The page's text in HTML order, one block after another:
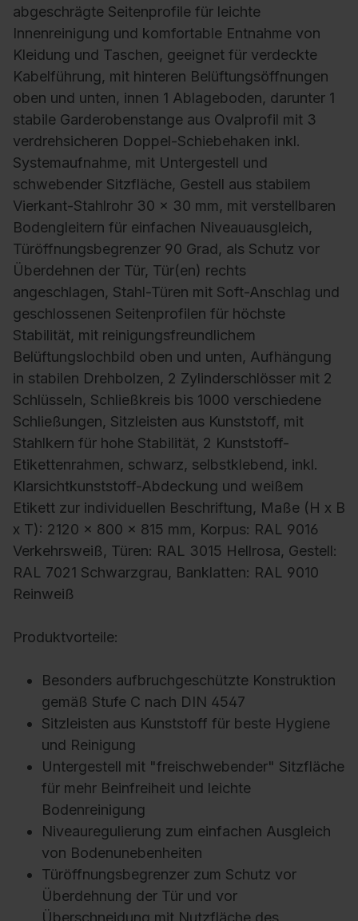
abgeschrägte Seitenprofile für leichte
Innenreinigung und komfortable Entnahme von
Kleidung und Taschen, geeignet für verdeckte
Kabelführung, mit hinteren Belüftungsöffnungen
oben und unten, innen 1 Ablageboden, darunter 1
stabile Garderobenstange aus Ovalprofil mit 3
verdrehsicheren Doppel-Schiebehaken inkl.
Systemaufnahme, mit Untergestell und
schwebender Sitzfläche, Gestell aus stabilem
Vierkant-Stahlrohr 30 x 30 mm, mit verstellbaren
Bodengleitern für einfachen Niveauausgleich,
Türöffnungsbegrenzer 90 Grad, als Schutz vor
Überdehnen der Tür, Tür(en) rechts
angeschlagen, Stahl-Türen mit Soft-Anschlag und
geschlossenen Seitenprofilen für höchste
Stabilität, mit reinigungsfreundlichem
Belüftungslochbild oben und unten, Aufhängung
in stabilen Drehbolzen, 2 Zylinderschlösser mit 2
Schlüsseln, Schließkreis bis 1000 verschiedene
Schließungen, Sitzleisten aus Kunststoff, mit
Stahlkern für hohe Stabilität, 2 Kunststoff-
Etikettenrahmen, schwarz, selbstklebend, inkl.
Klarsichtkunststoff-Abdeckung und weißem
Etikett zur individuellen Beschriftung, Maße (H x B
x T): 2120 x 800 x 815 mm, Korpus: RAL 9016
Verkehrsweiß, Türen: RAL 3015 Hellrosa, Gestell:
RAL 7021 Schwarzgrau, Banklatten: RAL 9010
Reinweiß
Produktvorteile:
Besonders aufbruchgeschützte Konstruktion
gemäß Stufe C nach DIN 4547
Sitzleisten aus Kunststoff für beste Hygiene
und Reinigung
Untergestell mit "freischwebender" Sitzfläche
für mehr Beinfreiheit und leichte
Bodenreinigung
Niveauregulierung zum einfachen Ausgleich
von Bodenunebenheiten
Türöffnungsbegrenzer zum Schutz vor
Überdehnung der Tür und vor
Überschneidung mit Nutzfläche des